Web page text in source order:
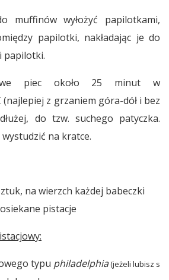
muffinów wyłożyć papilotkami,
papilotki, nakładając je do
papilotki.
piec około 25 minut w
z grzaniem góra-dół i bez
do tzw. suchego patyczka.
na kratce.
na wierzch każdej babeczki
pistacje
typu philadelphia(jeżeli lubisz s